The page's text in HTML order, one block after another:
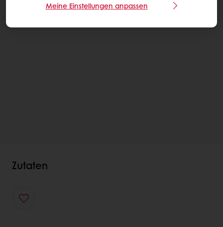
Zutaten
Meine Einstellungen anpassen